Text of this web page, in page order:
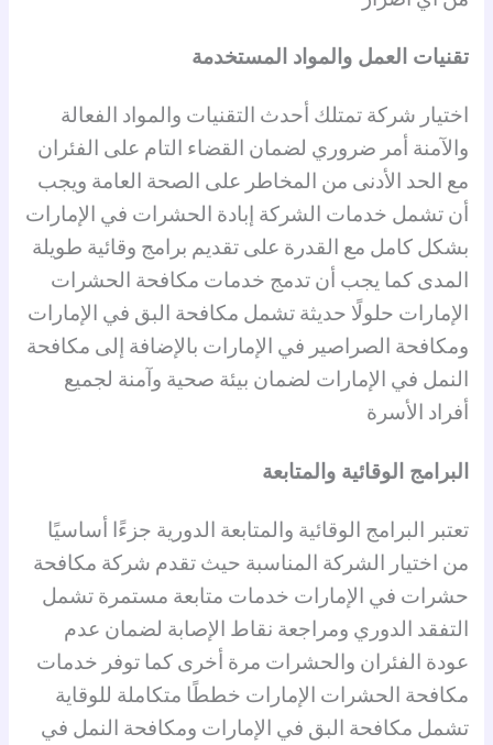
تقنيات العمل والمواد المستخدمة
اختيار شركة تمتلك أحدث التقنيات والمواد الفعالة
والآمنة أمر ضروري لضمان القضاء التام على الفئران
مع الحد الأدنى من المخاطر على الصحة العامة ويجب
أن تشمل خدمات الشركة إبادة الحشرات في الإمارات
بشكل كامل مع القدرة على تقديم برامج وقائية طويلة
المدى كما يجب أن تدمج خدمات مكافحة الحشرات
الإمارات حلولًا حديثة تشمل مكافحة البق في الإمارات
ومكافحة الصراصير في الإمارات بالإضافة إلى مكافحة
النمل في الإمارات لضمان بيئة صحية وآمنة لجميع
أفراد الأسرة
البرامج الوقائية والمتابعة
تعتبر البرامج الوقائية والمتابعة الدورية جزءًا أساسيًا
من اختيار الشركة المناسبة حيث تقدم شركة مكافحة
حشرات في الإمارات خدمات متابعة مستمرة تشمل
التفقد الدوري ومراجعة نقاط الإصابة لضمان عدم
عودة الفئران والحشرات مرة أخرى كما توفر خدمات
مكافحة الحشرات الإمارات خططًا متكاملة للوقاية
تشمل مكافحة البق في الإمارات ومكافحة النمل في